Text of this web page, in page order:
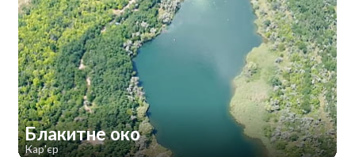
Блакитне око
Кар'єр